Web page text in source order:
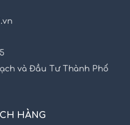
và Đầu Tư Thành Phố
HÀNG